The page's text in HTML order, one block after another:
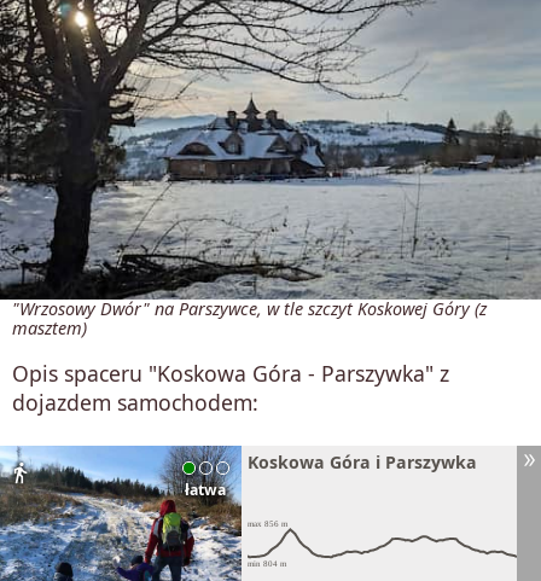
"Wrzosowy Dwór" na Parszywce, w tle szczyt Koskowej Góry (z
masztem)
Opis spaceru "Koskowa Góra - Parszywka" z
dojazdem samochodem:
łatwa
directions_walk Koskowa Góra i Parszywka